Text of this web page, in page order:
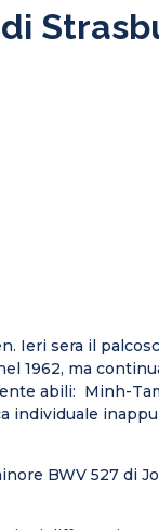
sera il
1962, ma
abili: Minh-
BWV 527 di